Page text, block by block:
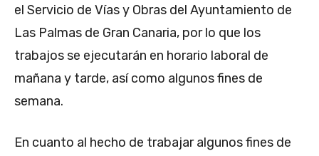
el Servicio de Vías y Obras del Ayuntamiento de
Las Palmas de Gran Canaria, por lo que los
trabajos se ejecutarán en horario laboral de
mañana y tarde, así como algunos fines de
semana.
En cuanto al hecho de trabajar algunos fines de